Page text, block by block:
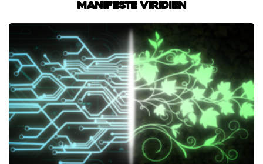
Manifeste Viridien